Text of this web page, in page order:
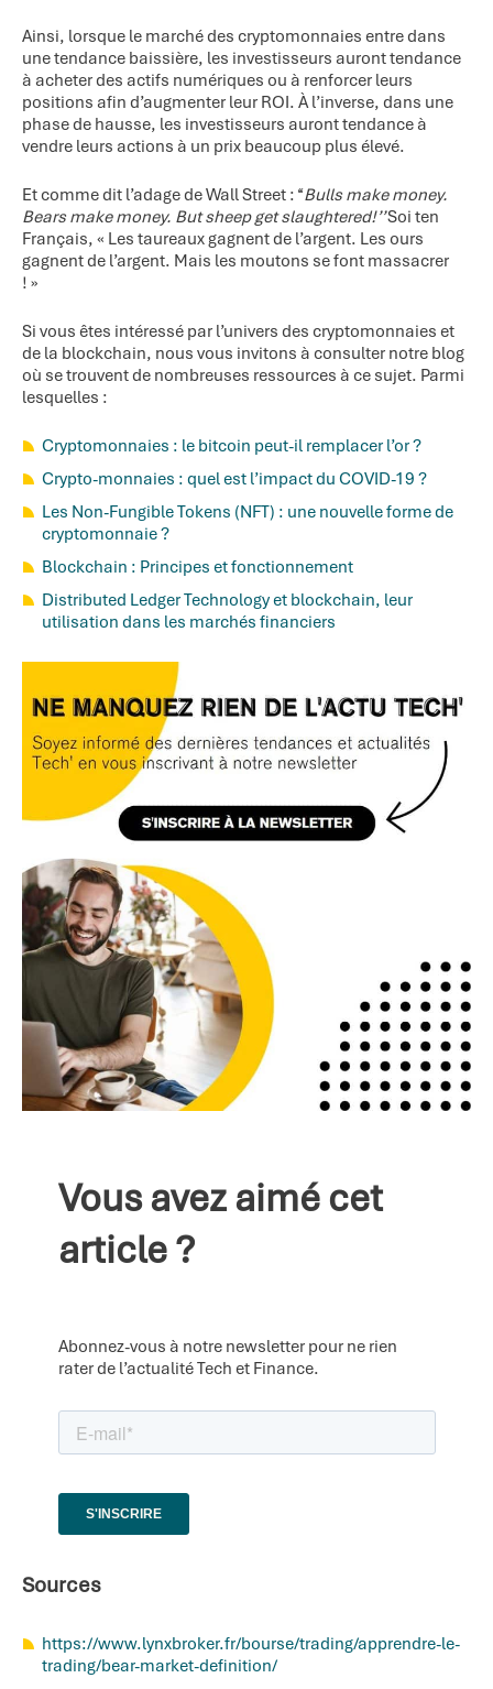
Ainsi, lorsque le marché des cryptomonnaies entre dans
une tendance baissière, les investisseurs auront tendance
à acheter des actifs numériques ou à renforcer leurs
positions afin d’augmenter leur ROI. À l’inverse, dans une
phase de hausse, les investisseurs auront tendance à
vendre leurs actions à un prix beaucoup plus élevé.
Et comme dit l’adage de Wall Street : ‘‘Bulls make money.
Bears make money. But sheep get slaughtered!’’Soi ten
Français, « Les taureaux gagnent de l’argent. Les ours
gagnent de l’argent. Mais les moutons se font massacrer
! »
Si vous êtes intéressé par l’univers des cryptomonnaies et
de la blockchain, nous vous invitons à consulter notre blog
où se trouvent de nombreuses ressources à ce sujet. Parmi
lesquelles :
Cryptomonnaies : le bitcoin peut-il remplacer l’or ?
Crypto-monnaies : quel est l’impact du COVID-19 ?
Les Non-Fungible Tokens (NFT) : une nouvelle forme de
cryptomonnaie ?
Blockchain : Principes et fonctionnement
Distributed Ledger Technology et blockchain, leur
utilisation dans les marchés financiers
Vous avez aimé cet
article ?
Abonnez-vous à notre newsletter pour ne rien
rater de l’actualité Tech et Finance.
Sources
https://www.lynxbroker.fr/bourse/trading/apprendre-le-
trading/bear-market-definition/